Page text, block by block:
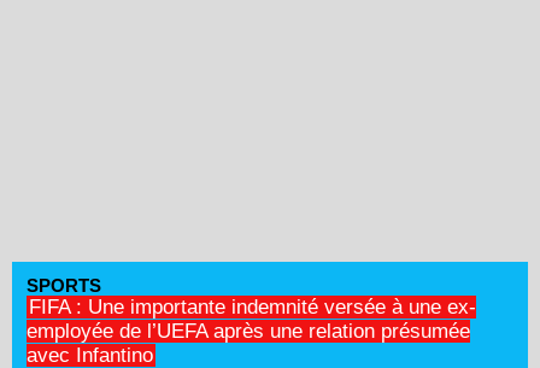
SPORTS
FIFA : Une importante indemnité versée à une ex-
employée de l’UEFA après une relation présumée
avec Infantino